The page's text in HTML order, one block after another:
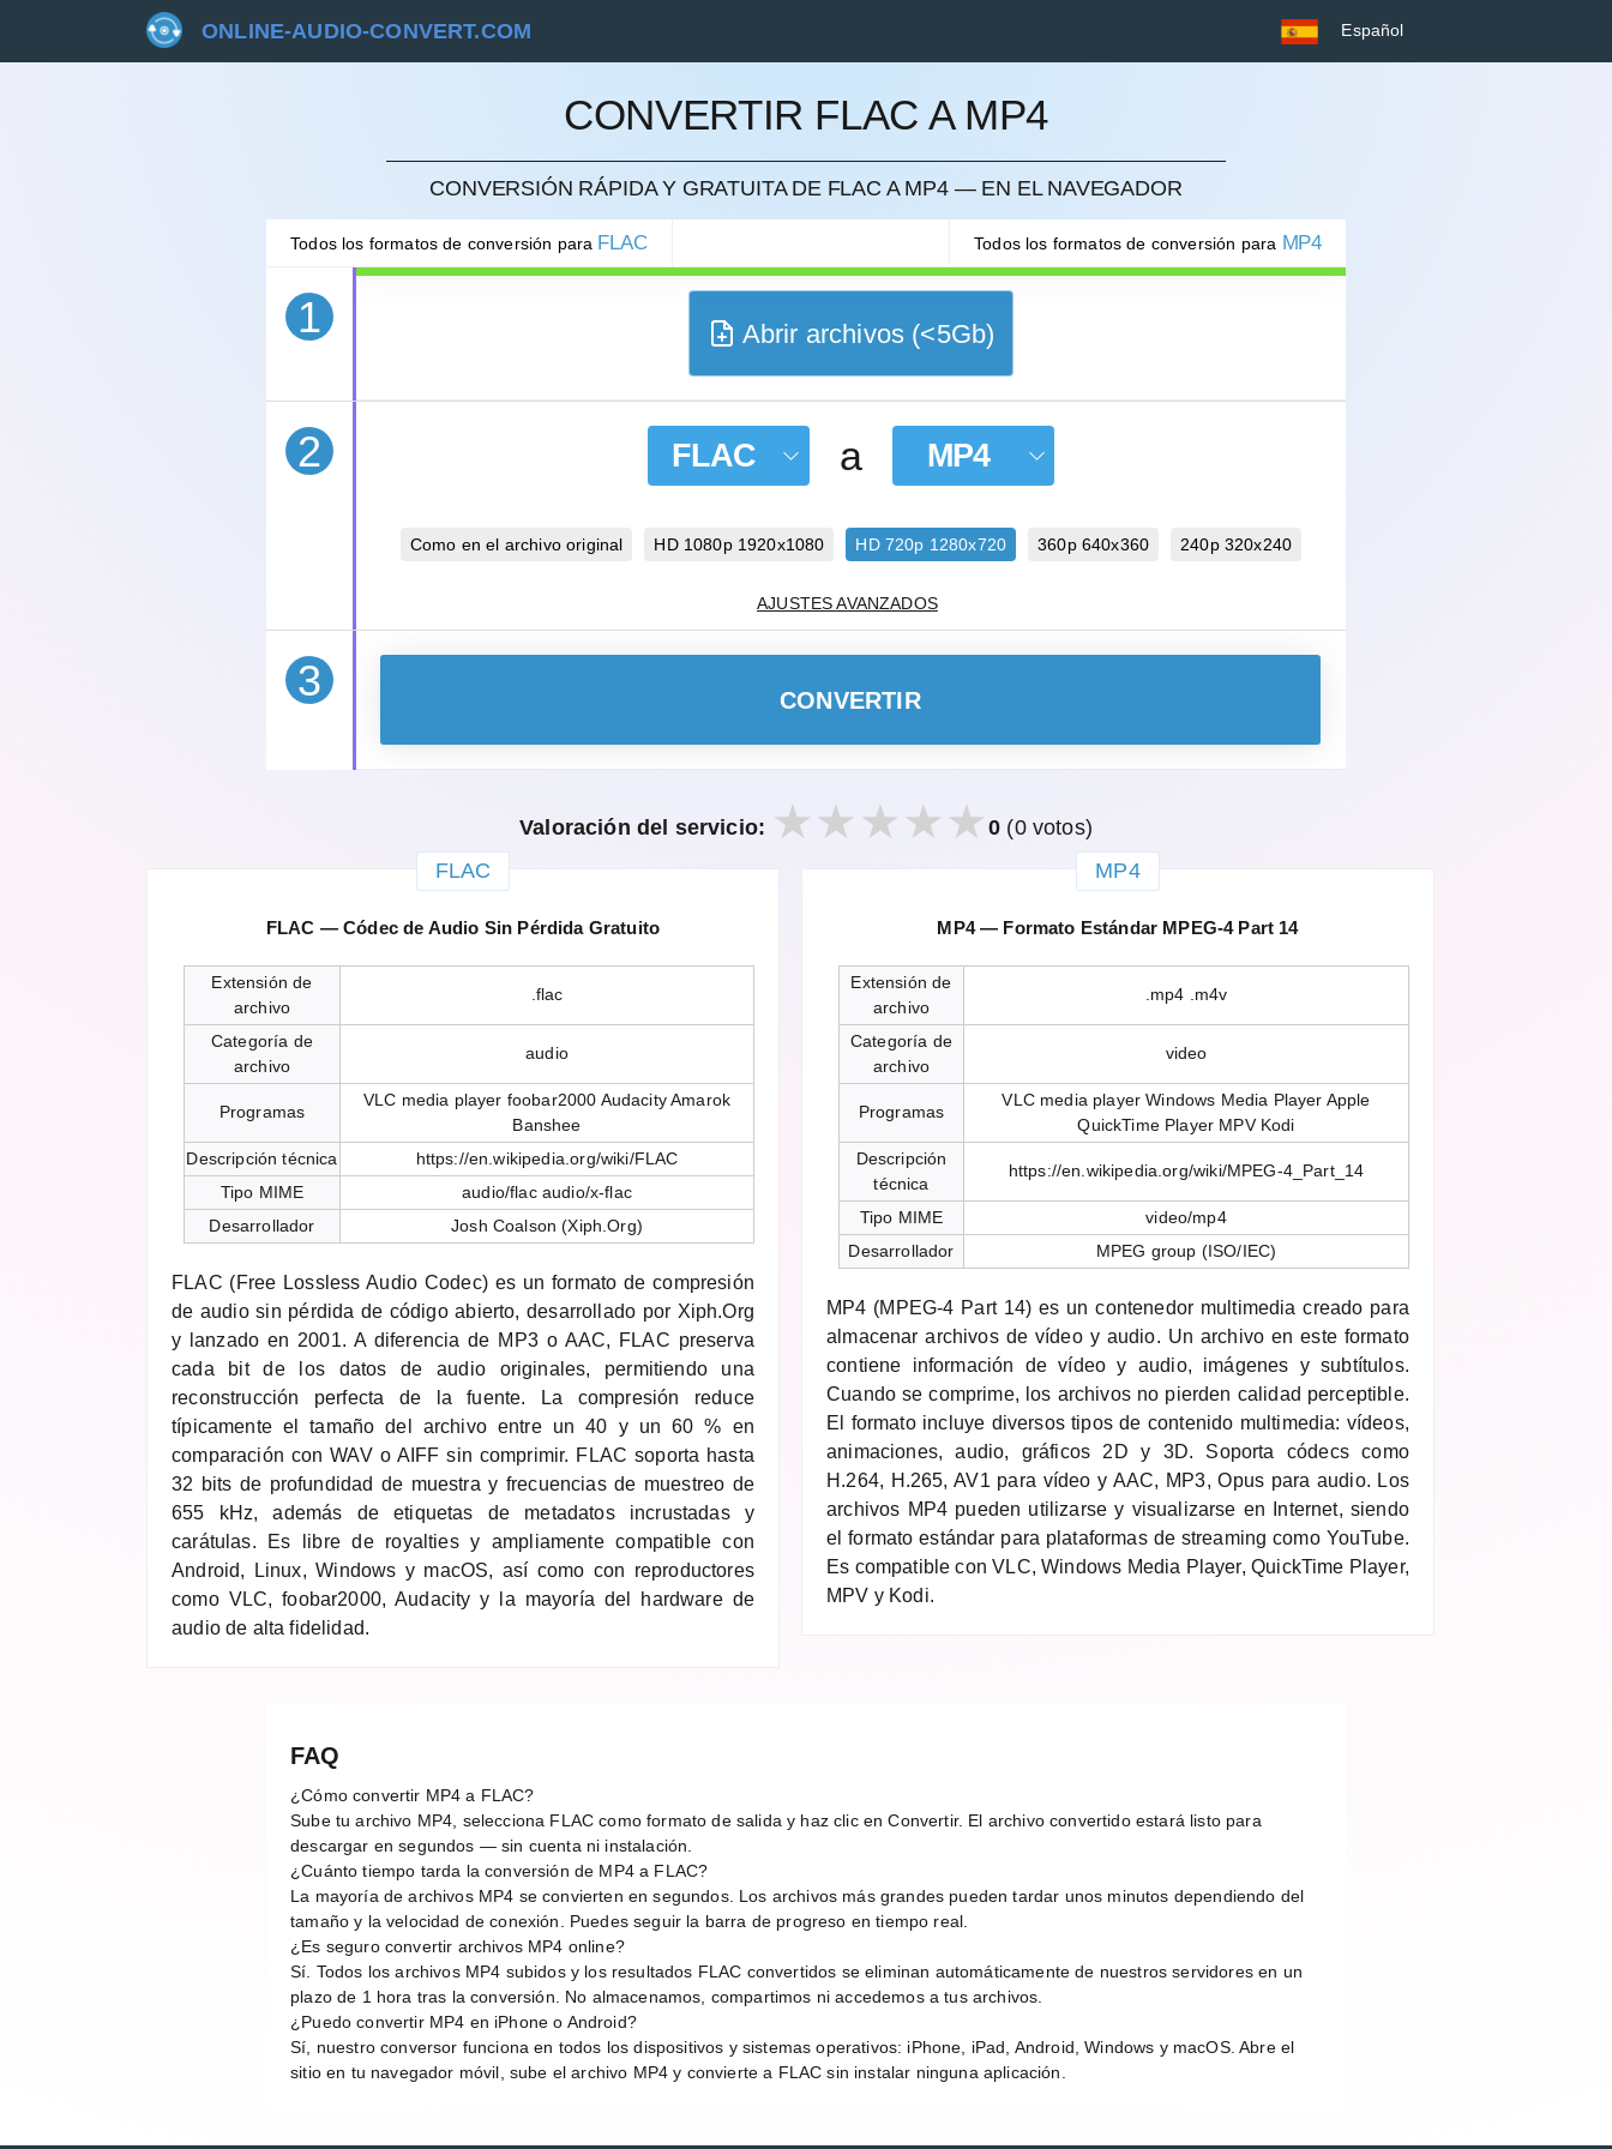
ONLINE-AUDIO-CONVERT.COM Español
CONVERTIR FLAC A MP4
CONVERSIÓN RÁPIDA Y GRATUITA DE FLAC A MP4 — EN EL NAVEGADOR
Todos los formatos de conversión para FLAC Todos los formatos de conversión para MP4
1
CANCELAR
Abrir archivos (<5Gb)
2 FLAC a MP4
Como en el archivo original HD 1080p 1920x1080 HD 720p 1280x720 360p 640x360 240p 320x240
AJUSTES AVANZADOS
3 CONVERTIR
Valoración del servicio: 0 (0 votos)
FLAC
FLAC — Códec de Audio Sin Pérdida Gratuito
Extensión de
archivo
.flac
Categoría de
archivo
audio
Programas
VLC media player foobar2000 Audacity Amarok
Banshee
Descripción técnica
https://en.wikipedia.org/wiki/FLAC
Tipo MIME
audio/flac audio/x-flac
Desarrollador
Josh Coalson (Xiph.Org)
FLAC (Free Lossless Audio Codec) es un formato de compresión
de audio sin pérdida de código abierto, desarrollado por Xiph.Org
y lanzado en 2001. A diferencia de MP3 o AAC, FLAC preserva
cada bit de los datos de audio originales, permitiendo una
reconstrucción perfecta de la fuente. La compresión reduce
típicamente el tamaño del archivo entre un 40 y un 60 % en
comparación con WAV o AIFF sin comprimir. FLAC soporta hasta
32 bits de profundidad de muestra y frecuencias de muestreo de
655 kHz, además de etiquetas de metadatos incrustadas y
carátulas. Es libre de royalties y ampliamente compatible con
Android, Linux, Windows y macOS, así como con reproductores
como VLC, foobar2000, Audacity y la mayoría del hardware de
audio de alta fidelidad.
MP4
MP4 — Formato Estándar MPEG-4 Part 14
Extensión de
archivo
.mp4 .m4v
Categoría de
archivo
video
Programas
VLC media player Windows Media Player Apple
QuickTime Player MPV Kodi
Descripción
técnica
https://en.wikipedia.org/wiki/MPEG-4_Part_14
Tipo MIME
video/mp4
Desarrollador
MPEG group (ISO/IEC)
MP4 (MPEG-4 Part 14) es un contenedor multimedia creado para
almacenar archivos de vídeo y audio. Un archivo en este formato
contiene información de vídeo y audio, imágenes y subtítulos.
Cuando se comprime, los archivos no pierden calidad perceptible.
El formato incluye diversos tipos de contenido multimedia: vídeos,
animaciones, audio, gráficos 2D y 3D. Soporta códecs como
H.264, H.265, AV1 para vídeo y AAC, MP3, Opus para audio. Los
archivos MP4 pueden utilizarse y visualizarse en Internet, siendo
el formato estándar para plataformas de streaming como YouTube.
Es compatible con VLC, Windows Media Player, QuickTime Player,
MPV y Kodi.
FAQ
¿Cómo convertir MP4 a FLAC?
Sube tu archivo MP4, selecciona FLAC como formato de salida y haz clic en Convertir. El archivo convertido estará listo para
descargar en segundos — sin cuenta ni instalación.
¿Cuánto tiempo tarda la conversión de MP4 a FLAC?
La mayoría de archivos MP4 se convierten en segundos. Los archivos más grandes pueden tardar unos minutos dependiendo del
tamaño y la velocidad de conexión. Puedes seguir la barra de progreso en tiempo real.
¿Es seguro convertir archivos MP4 online?
Sí. Todos los archivos MP4 subidos y los resultados FLAC convertidos se eliminan automáticamente de nuestros servidores en un
plazo de 1 hora tras la conversión. No almacenamos, compartimos ni accedemos a tus archivos.
¿Puedo convertir MP4 en iPhone o Android?
Sí, nuestro conversor funciona en todos los dispositivos y sistemas operativos: iPhone, iPad, Android, Windows y macOS. Abre el
sitio en tu navegador móvil, sube el archivo MP4 y convierte a FLAC sin instalar ninguna aplicación.